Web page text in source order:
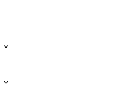
child
child